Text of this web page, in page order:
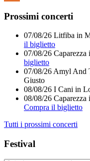
Prossimi concerti
07/08/26 Litfiba in
il biglietto
07/08/26 Caparezza
biglietto
07/08/26 Amyl And
Giusto
08/08/26 I Cani in
08/08/26 Caparezza
Compra il biglietto
Tutti i prossimi concerti
Festival